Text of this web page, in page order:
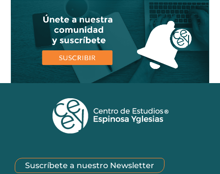
Suscríbete a nuestro Newsletter